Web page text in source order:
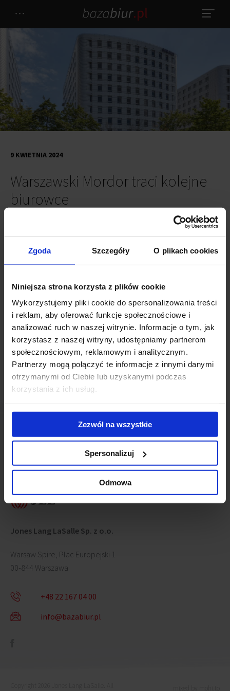
Zgoda Szczegóły O plikach cookies
Niniejsza strona korzysta z plików cookie
Wykorzystujemy pliki cookie do spersonalizowania treści
i reklam, aby oferować funkcje społecznościowe i
analizować ruch w naszej witrynie. Informacje o tym, jak
korzystasz z naszej witryny, udostępniamy partnerom
społecznościowym, reklamowym i analitycznym.
Partnerzy mogą połączyć te informacje z innymi danymi
otrzymanymi od Ciebie lub uzyskanymi podczas
korzystania z ich usług.
Zezwól na wszystkie
Spersonalizuj
Odmowa
Warszawski Mordor traci kolejne
biurowce
9 KWIETNIA 2024
Deweloper mieszkaniowy podjął decyzję o rozszerzeniu swojej
Warszawskiego Mordoru. Przedwstępna umowa zakupu dotyczy
biurowcówSiruis,OrionorazSaturn. Transakcja, która wynosi
transformacji tej części miasta.
Trzy biurowce oferowały do tej pory łącznie około 35 000 mkw
powierzchni biurowej, jest to więc istotna transakcja wpływająca
na biurowy krajobraz Mordoru.
Skontaktuj się z nami
Jones Lang LaSalle Sp. z o.o.
Warsaw Spire, Plac Europejski 1
00-844 Warszawa
+48 22 167 04 00
info@bazabiur.pl